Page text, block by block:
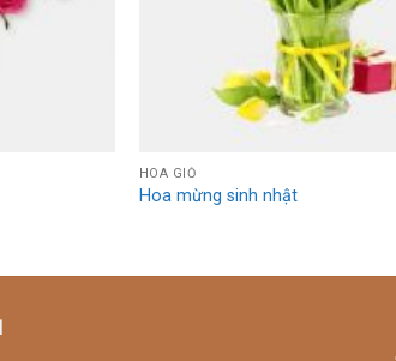
HOA GIỎ
Hoa mừng sinh nhật